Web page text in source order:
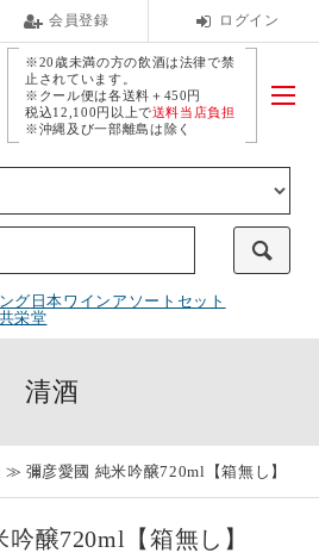
会員登録 ログイン
※20歳未満の方の飲酒は法律で禁
止されています。
※クール便は各送料＋450円
税込12,100円以上で送料当店負担
※沖縄及び一部離島は除く
グ日本ワインアソートセット
共栄堂
清酒
彌彦愛國 純米吟醸720ml【箱無し】
醸720ml【箱無し】